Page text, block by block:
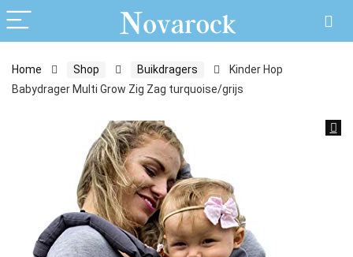
Home Shop Buikdragers
Kinder Hop
Babydrager Multi Grow Zig Zag turquoise/grijs